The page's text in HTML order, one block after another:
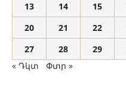
13
14 15
20
21 22
27
28 29
« Դկտ
Փտր »